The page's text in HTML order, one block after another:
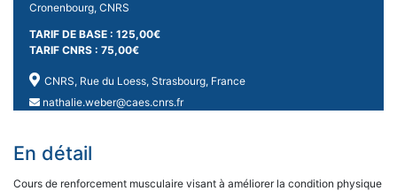
Cronenbourg, CNRS
TARIF DE BASE : 125,00€
TARIF CNRS : 75,00€
CNRS, Rue du Loess, Strasbourg, France
nathalie.weber@caes.cnrs.fr
En détail
Cours de renforcement musculaire visant à améliorer la condition physique